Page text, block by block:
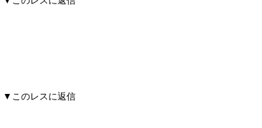
▼このレスに返信